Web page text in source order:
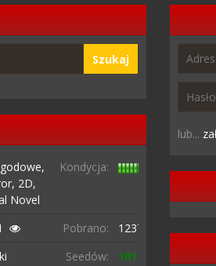
Szukaj
2D,
Novel
Kondycja:
Pobrano:
1237 razy
Seedów:
101
lub...